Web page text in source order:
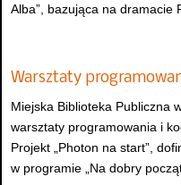
Alba”, bazująca na dramacie
Warsztaty
Miejska Biblioteka Publiczna
warsztaty programowania i
Projekt „Photon na start”,
w programie „Na dobry